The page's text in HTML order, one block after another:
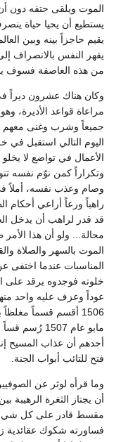
الموت ويلقى حتفه دون
يستطيع أن يحيا حياة
يقيم حاجزاً بينه وبين
يقهر النفس بالانصراف
من هذه العاصفة فسوف
وكان هناك عشرون ديراً
مراعاة قواعد الأديرة،
جميعاً وشرب وغنى معهم
اليوم التالي استقبل في
الأعمال في تواضع لا
وتكراراً كمن نوّم نفسه
وصام وعذب نفسه، أملاً
راهباً ورعاً أراعي أحكام
قد قدر لراهب أن يدخل
محالة... ولو أن هذا
المناسبات عندما اختفى
خلوته فوجدوه يرقد على
عوداً وعزف عليه واحد
1506 أقسم قسماً
مايو عام
أحدهم أن عذاب المسيح
فتح للتائب أبواب الجنة.
وما قرأه لوثر عن
أن يجتاز الثغرة الرهيبة
مقسط قادر على كل
فساورته شكوك عقائدية